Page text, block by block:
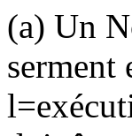
(a) Un
serment
l=